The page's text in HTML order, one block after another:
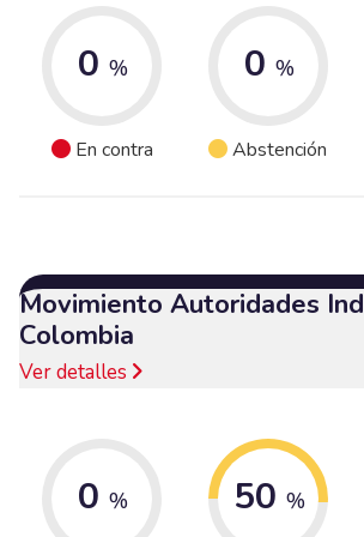
0 %
En contra
0 %
Abstención
Movimiento Autoridades
Colombia
Ver detalles
0 % 50 %